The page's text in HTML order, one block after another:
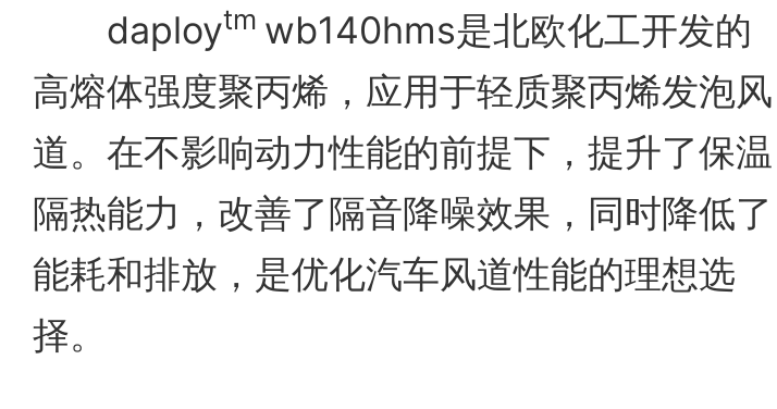
daploytm wb140hms是北欧化工开发的
高熔体强度聚丙烯，应用于轻质聚丙烯发泡风
道。在不影响动力性能的前提下，提升了保温
隔热能力，改善了隔音降噪效果，同时降低了
能耗和排放，是优化汽车风道性能的理想选
择。